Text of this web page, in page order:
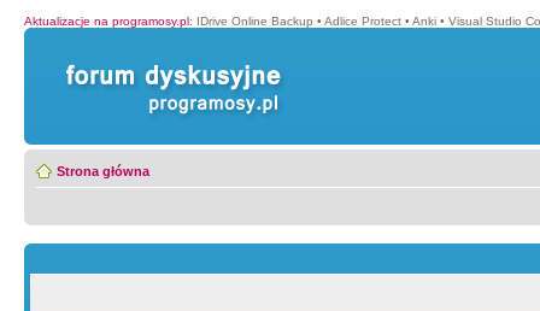
Aktualizacje na programosy.pl: IDrive Online Backup • Adlice Protect • Anki • Visual Studio
Strona główna